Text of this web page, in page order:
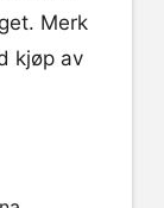
Merk
kjøp av